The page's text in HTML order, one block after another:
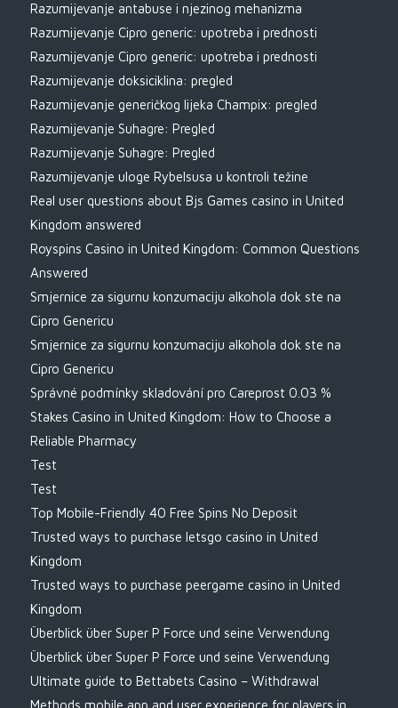
Razumijevanje antabuse i njezinog mehanizma
Razumijevanje Cipro generic: upotreba i prednosti
Razumijevanje Cipro generic: upotreba i prednosti
Razumijevanje doksiciklina: pregled
Razumijevanje generičkog lijeka Champix: pregled
Razumijevanje Suhagre: Pregled
Razumijevanje Suhagre: Pregled
Razumijevanje uloge Rybelsusa u kontroli težine
Real user questions about Bjs Games casino in United
Kingdom answered
Royspins Casino in United Kingdom: Common Questions
Answered
Smjernice za sigurnu konzumaciju alkohola dok ste na
Cipro Genericu
Smjernice za sigurnu konzumaciju alkohola dok ste na
Cipro Genericu
Správné podmínky skladování pro Careprost 0.03 %
Stakes Casino in United Kingdom: How to Choose a
Reliable Pharmacy
Test
Test
Top Mobile-Friendly 40 Free Spins No Deposit
Trusted ways to purchase letsgo casino in United
Kingdom
Trusted ways to purchase peergame casino in United
Kingdom
Überblick über Super P Force und seine Verwendung
Überblick über Super P Force und seine Verwendung
Ultimate guide to Bettabets Casino – Withdrawal